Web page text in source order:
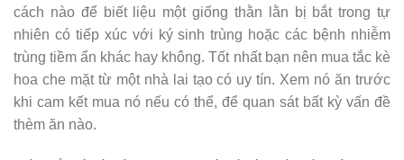
cách nào để biết liệu một giống thằn lằn bị bắt trong tự
nhiên có tiếp xúc với ký sinh trùng hoặc các bệnh nhiễm
trùng tiềm ẩn khác hay không. Tốt nhất bạn nên mua tắc kè
hoa che mặt từ một nhà lai tạo có uy tín. Xem nó ăn trước
khi cam kết mua nó nếu có thể, để quan sát bất kỳ vấn đề
thèm ăn nào.